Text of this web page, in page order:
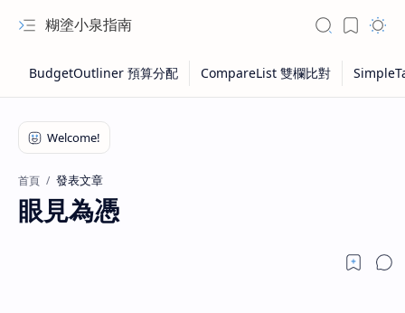
糊塗小泉指南
首頁 發表文章
眼見為憑